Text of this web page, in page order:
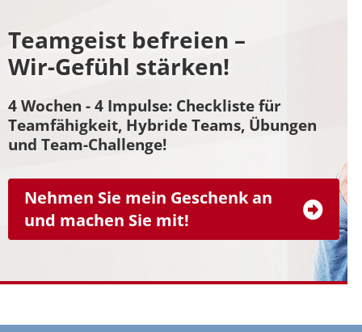
Teamgeist befreien –
Wir-Gefühl stärken!
4 Wochen - 4 Impulse: Checkliste für
Teamfähigkeit, Hybride Teams, Übungen
und Team-Challenge!
Nehmen Sie mein Geschenk an
und machen Sie mit!